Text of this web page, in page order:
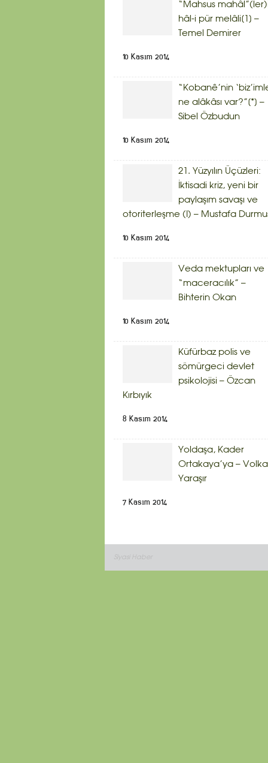
“Mahsus
hâl-i pür melâli[1] –
Temel Demirer
10 Kasım 2014
“Kobanê’nin
ne alâkâsı var?”[*] –
Sibel Özbudun
10 Kasım 2014
21. Yüzyılın Üçüzleri:
İktisadi kriz, yeni bir
paylaşım savaşı ve
otoriterleşme (I) – Mustafa
10 Kasım 2014
Veda mektupları ve
“maceracılık” –
Bihterin Okan
10 Kasım 2014
Küfürbaz polis ve
sömürgeci devlet
psikolojisi – Özcan
Kırbıyık
8 Kasım 2014
Yoldaşa, Kader
Ortakaya’ya –
Yaraşır
7 Kasım 2014
Siyasi Haber